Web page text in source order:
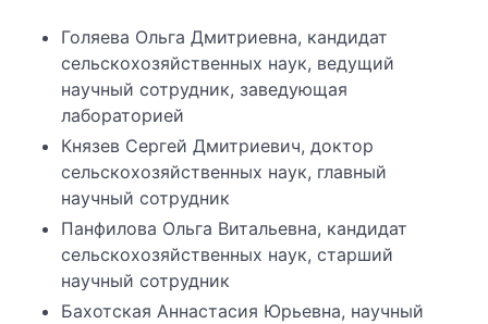
Голяева Ольга Дмитриевна, кандидат
сельскохозяйственных наук, ведущий
научный сотрудник, заведующая
лабораторией
Князев Сергей Дмитриевич, доктор
сельскохозяйственных наук, главный
научный сотрудник
Панфилова Ольга Витальевна, кандидат
сельскохозяйственных наук, старший
научный сотрудник
Бахотская Аннастасия Юрьевна, научный